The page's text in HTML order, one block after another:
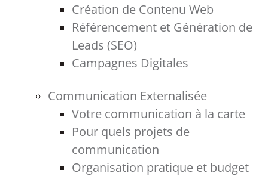
Création de Contenu Web
Référencement et Génération de
Leads (SEO)
Campagnes Digitales
Communication Externalisée
Votre communication à la carte
Pour quels projets de
communication
Organisation pratique et budget